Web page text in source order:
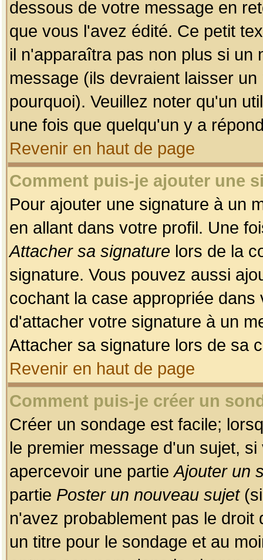
dessous de votre message en
que vous l'avez édité. Ce petit
il n'apparaîtra pas non plus si un
message (ils devraient laisser
pourquoi). Veuillez noter qu'un
une fois que quelqu'un y a
Revenir en haut de page
Comment puis-je ajouter une
Pour ajouter une signature à un
en allant dans votre profil. Une
Attacher sa signature lors de la
signature. Vous pouvez aussi
cochant la case appropriée
d'attacher votre signature à un
Attacher sa signature lors de sa
Revenir en haut de page
Comment puis-je créer un
Créer un sondage est facile;
le premier message d'un sujet,
apercevoir une partieAjouter un
partie Poster un nouveau sujet(si
n'avez probablement pas le
un titre pour le sondage et au